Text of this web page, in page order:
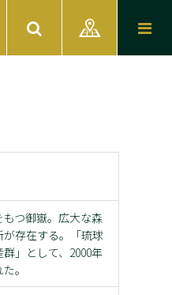
つ御嶽。広大な森
存在する。「琉球
」として、2000年
。